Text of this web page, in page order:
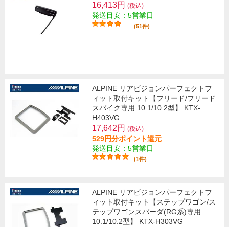
16,413円 (税込)
発送目安：5営業日
(51件)
ALPINE リアビジョンパーフェクトフ
ィット取付キット【フリード/フリード
スパイク専用 10.1/10.2型】 KTX-
H403VG
17,642円 (税込)
529円分ポイント還元
発送目安：5営業日
(1件)
ALPINE リアビジョンパーフェクトフ
ィット取付キット【ステップワゴン/ス
テップワゴンスパーダ(RG系)専用
10.1/10.2型】 KTX-H303VG